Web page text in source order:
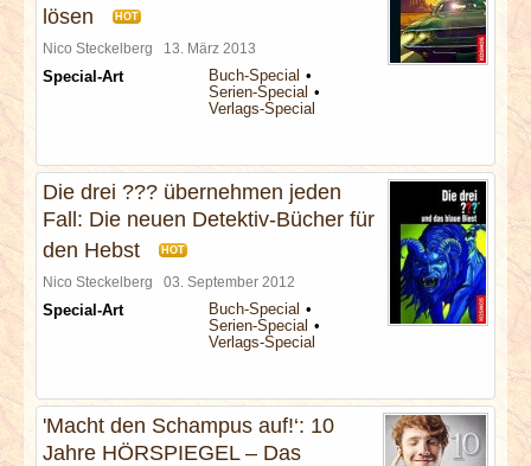
lösen
HOT
Nico Steckelberg 13. März 2013
Special-Art
Buch-Special
Serien-Special
Verlags-Special
Die drei ??? übernehmen jeden
Fall: Die neuen Detektiv-Bücher für
den Hebst
HOT
Nico Steckelberg 03. September 2012
Special-Art
Buch-Special
Serien-Special
Verlags-Special
'Macht den Schampus auf!‘: 10
Jahre HÖRSPIEGEL – Das